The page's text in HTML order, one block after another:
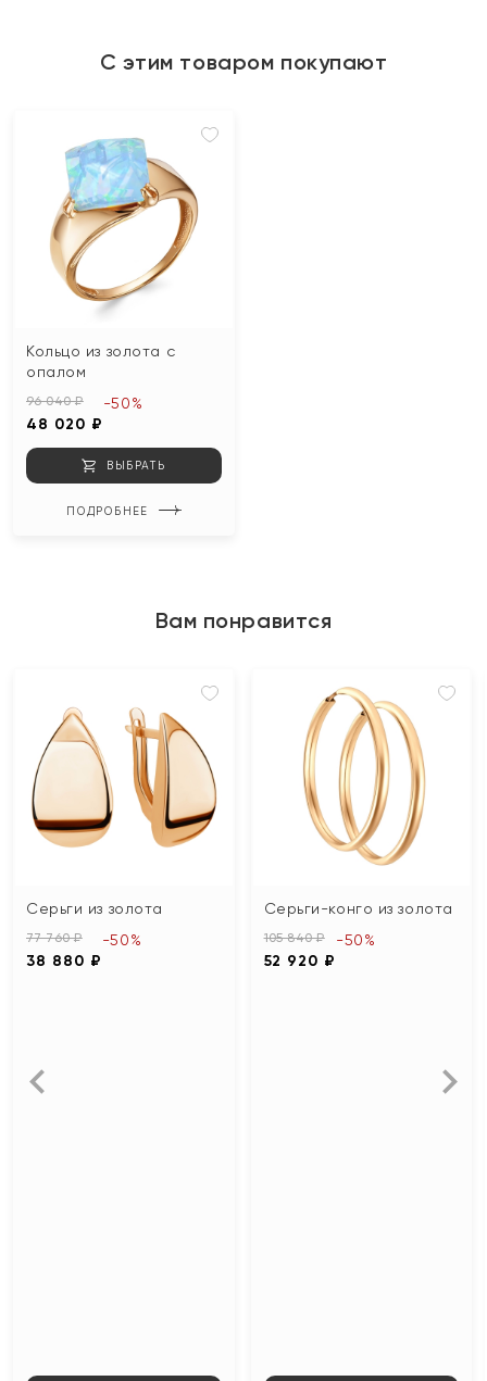
С этим товаром покупают
Кольцо из золота с
опалом
96 040 ₽
48 020 ₽
-50%
ВЫБРАТЬ
ПОДРОБНЕЕ
Вам понравится
Серьги из золота
77 760 ₽
38 880 ₽
-50%
Серьги-конго из золота
105 840 ₽
52 920 ₽
-50%